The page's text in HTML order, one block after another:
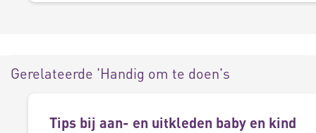
Gerelateerde 'Handig om te doen's
Tips bij aan- en uitkleden baby en kind